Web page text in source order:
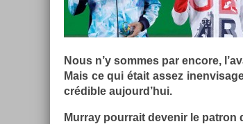
Nous n’y som­mes par en­core,
Mais ce qui était assez
crédible aujourd’hui.
Mur­ray pour­rait de­venir le pat­ron